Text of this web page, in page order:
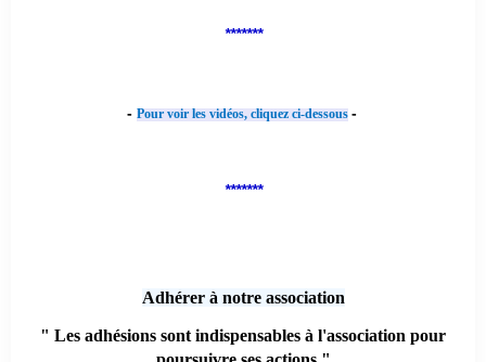
*******
- Pour voir les vidéos, cliquez ci-dessous -
*******
Adhérer à notre association
" Les adhésions sont indispensables à l'association pour